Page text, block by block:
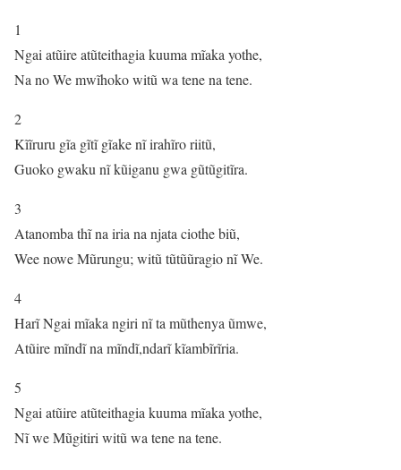
1
Ngai atũire atũteithagia kuuma mĩaka yothe,
Na no We mwĩhoko witũ wa tene na tene.
2
Kĩĩruru gĩa gĩtĩ gĩake nĩ irahĩro riitũ,
Guoko gwaku nĩ kũiganu gwa gũtũgitĩra.
3
Atanomba thĩ na iria na njata ciothe biũ,
Wee nowe Mũrungu; witũ tũtũũragio nĩ We.
4
Harĩ Ngai mĩaka ngiri nĩ ta mũthenya ũmwe,
Atũire mĩndĩ na mĩndĩ,ndarĩ kĩambĩrĩria.
5
Ngai atũire atũteithagia kuuma mĩaka yothe,
Nĩ we Mũgitiri witũ wa tene na tene.